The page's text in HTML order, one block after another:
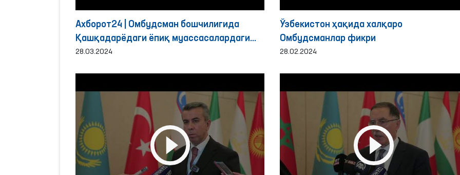
Ахборот24 | Омбудсман бошчилигида
Қашқадарёдаги ёпиқ муассасалардаги
шароитлар ўрганилди
28.03.2024
Ўзбекистон ҳақида халқаро
Омбудсманлар фикри
28.02.2024